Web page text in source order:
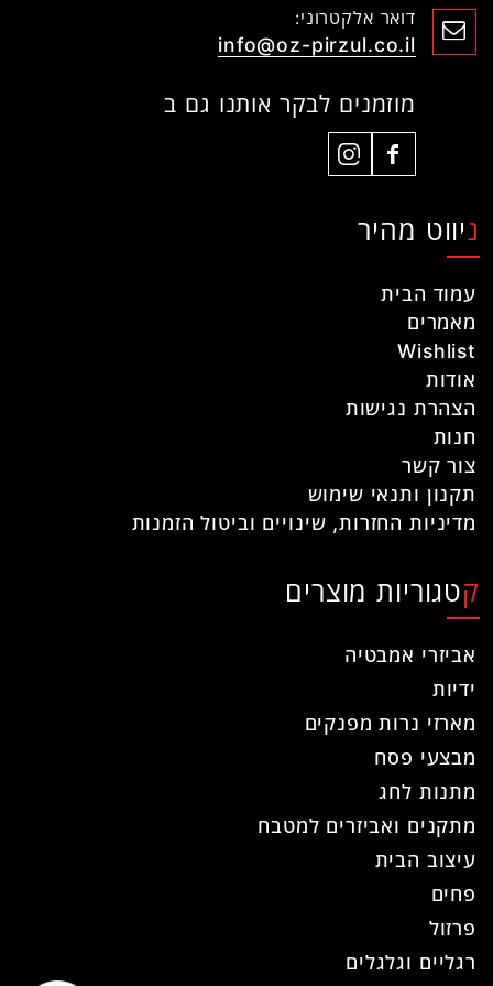
דואר אלקטרוני:
info@oz-pirzul.co.il
מוזמנים לבקר אותנו גם ב
ניווט מהיר
עמוד הבית
מאמרים
Wishlist
אודות
הצהרת נגישות
חנות
צור קשר
תקנון ותנאי שימוש
מדיניות החזרות, שינויים וביטול הזמנות
קטגוריות מוצרים
אביזרי אמבטיה
ידיות
מארזי נרות מפנקים
מבצעי פסח
מתנות לחג
מתקנים ואביזרים למטבח
עיצוב הבית
פחים
פרזול
רגליים וגלגלים